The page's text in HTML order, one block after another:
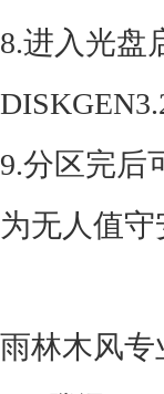
8.进入光盘
9.分区完后
为无人值守
雨林木风专